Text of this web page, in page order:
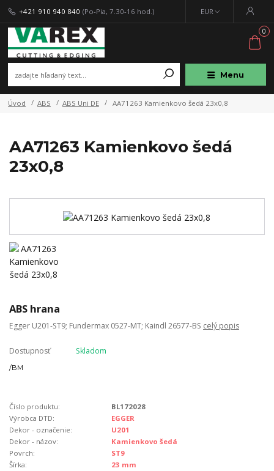
Menu
EUR
+421 910 940 840 (Po-Pia, 7.30-16 hod.)
0
Úvod ABS ABS Uni DE AA71263 Kamienkovo šedá 23x0,8
AA71263 Kamienkovo šedá
23x0,8
ABS hrana
Egger U201-ST9; Fundermax 0527-MT; Kaindl 26577-BS celý popis
Dostupnosť Skladom
/BM
Číslo produktu:
BL172028
Výrobca DTD:
EGGER
Dekor - označenie:
U201
Dekor - názov:
Kamienkovo šedá
Povrch:
ST9
Šírka:
23 mm